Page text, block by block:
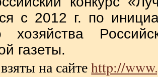
с 2012 г. по
хозяйства
газеты.
на сайтеhttp://